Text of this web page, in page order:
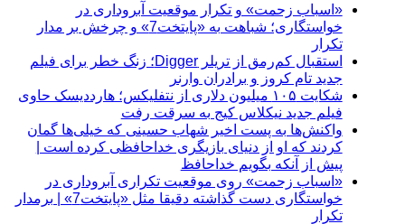
«اسباب زحمت» و تکرار موقعیت آبروداری در
خواستگاری؛ شباهت به «پایتخت7» و چرخش بر مدار
تکرار
استقبال کم‌رمق از تریلر Digger؛ زنگ خطر برای فیلم
جدید تام کروز و برادران وارنر
شکایت ۱۰۵ میلیون دلاری از نتفلیکس؛ هارددیسک حاوی
فیلم جدید نیکلاس کیج به سرقت رفت
واکنش‌ها به پست اخیر شهاب حسینی که خیلی‌ها گمان
کردند که او از دنیای بازیگری خداحافظی کرده است |
پیش از آنکه بگویم خداحافظ
«اسباب زحمت» روی موقعیت تکراری آبروداری در
خواستگاری دست گذاشته دقیقا مثل «پایتخت7» | برمدار
تکرار